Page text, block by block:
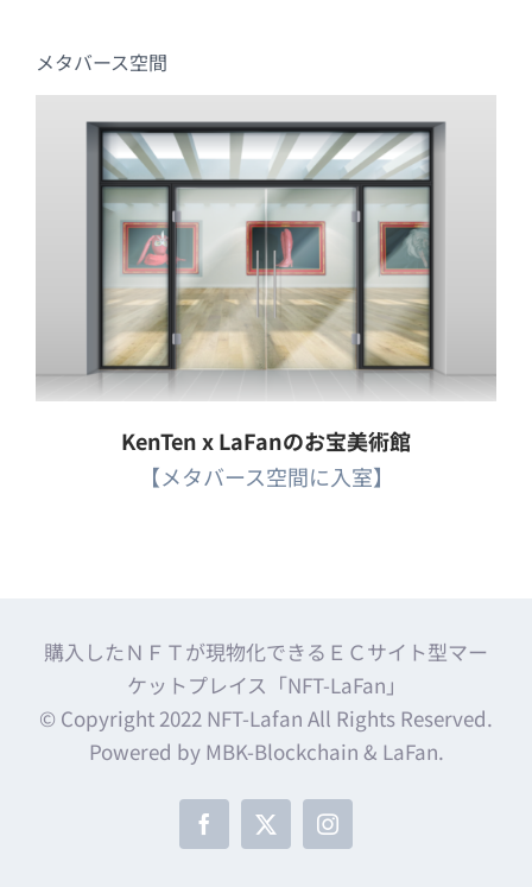
メタバース空間
KenTen x LaFanのお宝美術館
【メタバース空間に入室】
購入したＮＦＴが現物化できるＥＣサイト型マー
ケットプレイス「NFT-LaFan」
© Copyright 2022 NFT-Lafan All Rights Reserved.
Powered by MBK-Blockchain & LaFan.